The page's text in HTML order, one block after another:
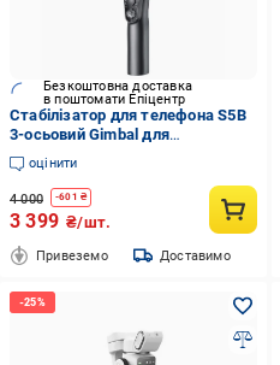
Безкоштовна доставка
в поштомати Епіцентр
Стабілізатор для телефона S5B
3-осьовий Gimbal для
смартфона з
автоспостереженням
обличчя/Bluetooth/застосунком і
повербанком 3600 mAh
(128521939)
оцінити
4 000 -601 ₴
3 399 ₴/шт.
Привеземо Доставимо